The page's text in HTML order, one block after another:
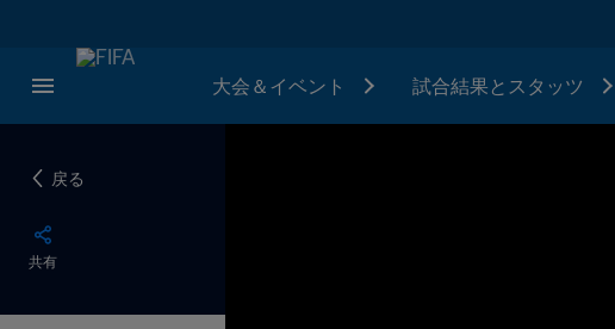
大会＆イベント 試合結果とスタッツ
戻る
共有